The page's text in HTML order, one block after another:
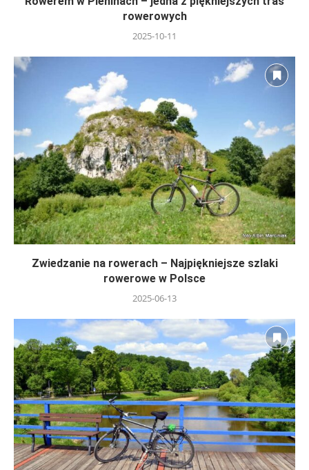
rowerowych
2025-10-11
Zwiedzanie na rowerach – Najpiękniejsze szlaki
rowerowe w Polsce
2025-06-13